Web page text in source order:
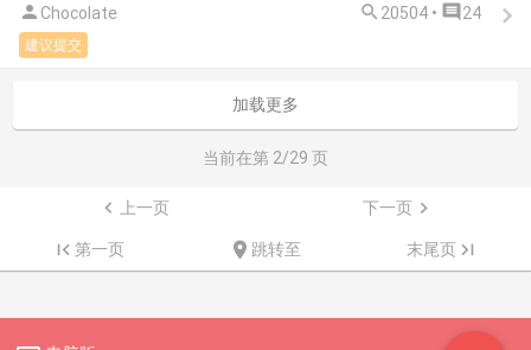
 Chocolate  20504 •  24
建议提交
加载更多
当前在第 2/29 页
 上一页 下一页
第一页 跳转至 末尾页